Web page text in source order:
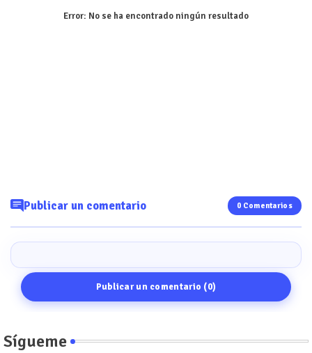
Error: No se ha encontrado ningún resultado
Publicar un comentario 0 Comentarios
Publicar un comentario (0)
Sígueme